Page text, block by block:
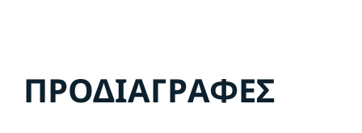
ΠΡΟΔΙΑΓΡΑΦΈΣ